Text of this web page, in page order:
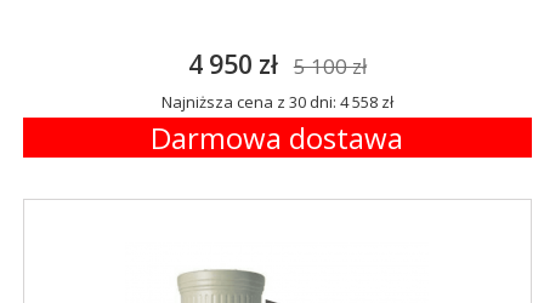
4 950 zł 5 100 zł
Najniższa cena z 30 dni: 4 558 zł
Darmowa dostawa